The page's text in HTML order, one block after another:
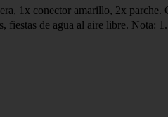
1x conector amarillo, 2x parche.
fiestas de agua al aire libre. Nota: